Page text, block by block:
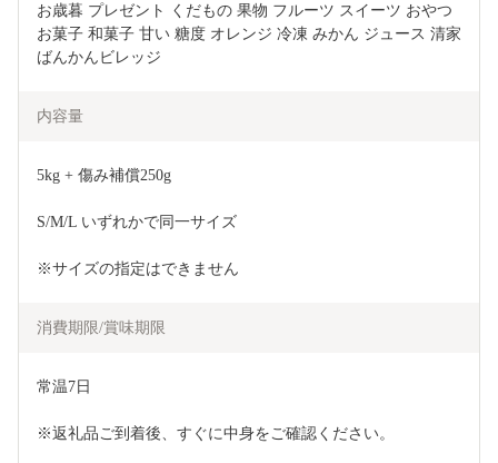
お歳暮 プレゼント くだもの 果物 フルーツ スイーツ おやつ
お菓子 和菓子 甘い 糖度 オレンジ 冷凍 みかん ジュース 清家
ばんかんビレッジ
内容量
5kg + 傷み補償250g
S/M/L いずれかで同一サイズ
※サイズの指定はできません
消費期限/賞味期限
常温7日
※返礼品ご到着後、すぐに中身をご確認ください。